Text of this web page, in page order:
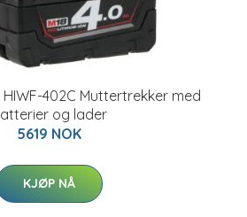
HIWF-402C Muttertrekker med
og lader
5619 NOK
KJØP NÅ